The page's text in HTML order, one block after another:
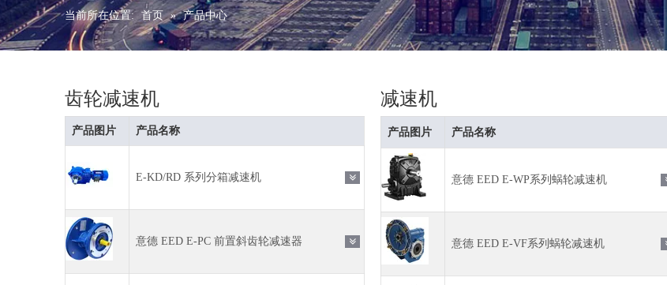
当前所在位置: 首页 » 产品中心
齿轮减速机
产品图片 产品名称
E-KD/RD 系列分箱减速机
意德 EED E-PC 前置斜齿轮减速器
减速机
产品图片 产品名称
意德 EED E-WP系列蜗轮减速机
意德 EED E-VF系列蜗轮减速机